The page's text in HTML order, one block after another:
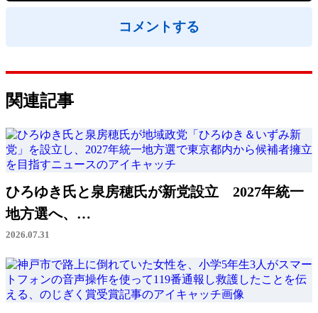
コメントする
関連記事
ひろゆき氏と泉房穂氏が新党設立 2027年統一
地方選へ、…
2026.07.31